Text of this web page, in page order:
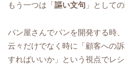
もう一つは「 謳い文句 」として
パン屋さんでパンを開発する時
云々だけでなく時に「顧客への
すればいいか」という視点でレ